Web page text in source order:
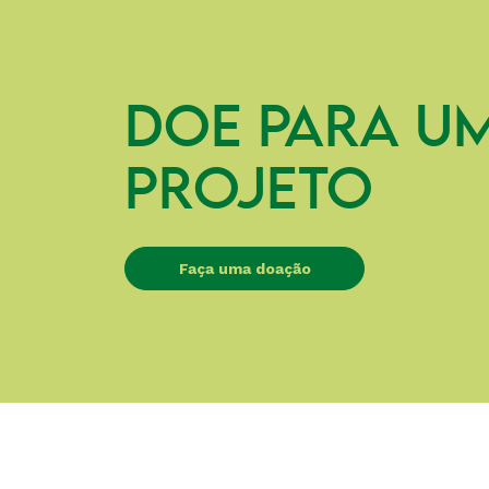
DOE PARA
PROJETO
Faça uma doação